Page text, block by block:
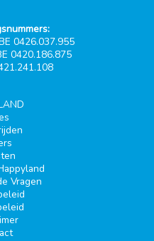
0426.037.955
0420.186.875
Vragen